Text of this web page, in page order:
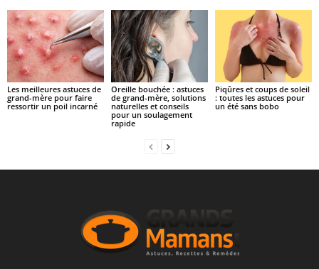
Les meilleures astuces de
grand-mère pour faire
ressortir un poil incarné
Oreille bouchée : astuces
de grand-mère, solutions
naturelles et conseils
pour un soulagement
rapide
Piqûres et coups de soleil
: toutes les astuces pour
un été sans bobo